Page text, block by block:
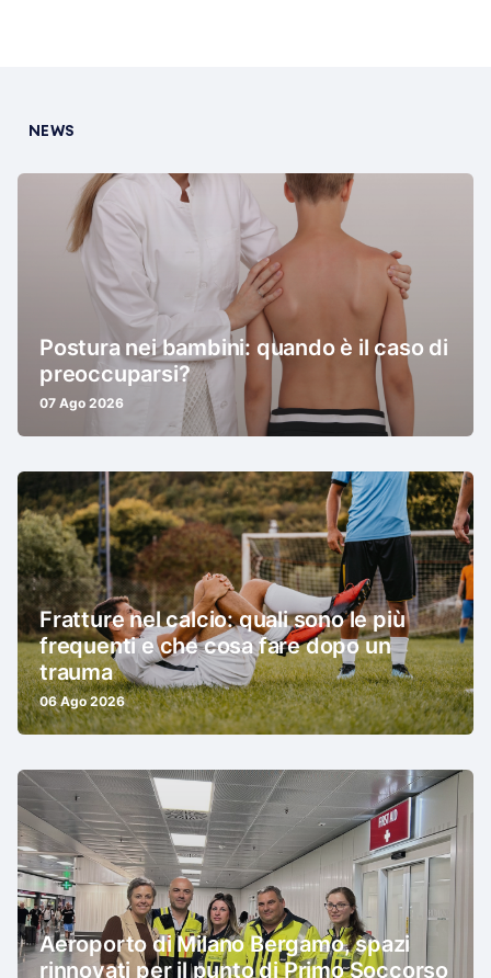
NEWS
Postura nei bambini: quando è il caso di
preoccuparsi?
07 Ago 2026
Fratture nel calcio: quali sono le più
frequenti e che cosa fare dopo un
trauma
06 Ago 2026
Aeroporto di Milano Bergamo, spazi
rinnovati per il punto di Primo Soccorso